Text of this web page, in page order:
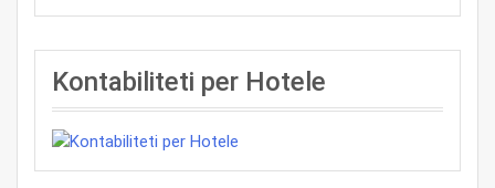
Kontabiliteti per Hotele